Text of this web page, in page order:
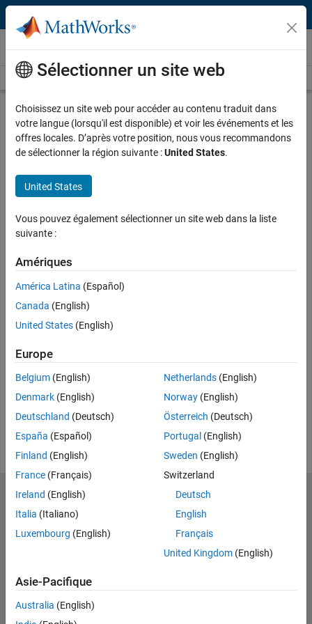
Passer au contenu
Vidéos
Videos Home Search
Play
Description
NVIDIA Holoscan
Published: 30 Oct 2024
Full Transcript
Feedback
UP NEXT
RELATED VIDEOS
Sélectionner un site web
Choisissez un site web pour accéder au contenu traduit dans
votre langue (lorsqu'il est disponible) et voir les événements et les
offres locales. D’après votre position, nous vous recommandons
de sélectionner la région suivante :United States.
United States
Vous pouvez également sélectionner un site web dans la liste
suivante :
Amériques
América Latina (Español)
Canada (English)
United States (English)
Europe
Belgium (English)
Denmark (English)
Deutschland (Deutsch)
España (Español)
Finland (English)
France (Français)
Ireland (English)
Italia (Italiano)
Luxembourg (English)
Netherlands(English)
Norway(English)
Österreich (Deutsch)
Portugal (English)
Sweden (English)
Switzerland
Deutsch
English
Français
United Kingdom(English)
Asie-Pacifique
Australia (English)
MathWorks
Accelerating the pace of engineering and science
Découvrir les produits